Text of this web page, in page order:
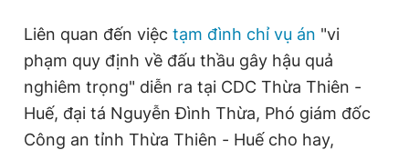
Liên quan đến việc tạm đình chỉ vụ án "vi
phạm quy định về đấu thầu gây hậu quả
nghiêm trọng" diễn ra tại CDC Thừa Thiên -
Huế, đại tá Nguyễn Đình Thừa, Phó giám đốc
Công an tỉnh Thừa Thiên - Huế cho hay,